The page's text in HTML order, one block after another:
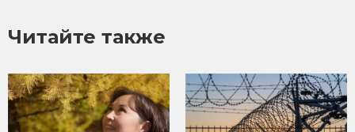
Читайте также